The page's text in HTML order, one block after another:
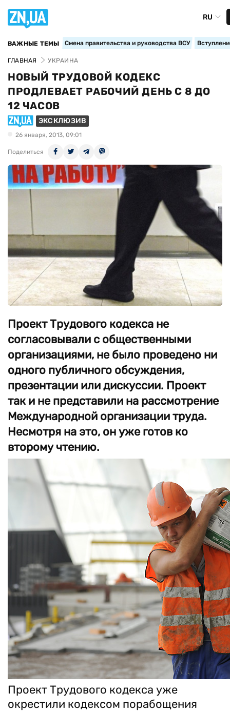
RU
ВАЖНЫЕ ТЕМЫ Смена правительства и руководства ВСУ
ГЛАВНАЯ УКРАИНА
НОВЫЙ ТРУДОВОЙ КОДЕКС
ПРОДЛЕВАЕТ РАБОЧИЙ ДЕНЬ С 8 ДО
12 ЧАСОВ
ЭКСКЛЮЗИВ
26 января, 2013, 09:01
Поделиться
Проект Трудового кодекса не
согласовывали с общественными
организациями, не было проведено ни
одного публичного обсуждения,
презентации или дискуссии. Проект
так и не представили на рассмотрение
Международной организации труда.
Несмотря на это, он уже готов ко
второму чтению.
Проект Трудового кодекса уже
окрестили кодексом порабощения